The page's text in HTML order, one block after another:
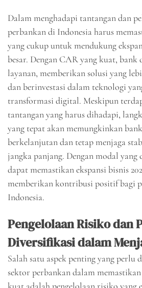
Dalam menghadapi tantangan dan
perbankan di Indonesia harus
yang cukup untuk mendukung
besar. Dengan CAR yang kuat, bank
layanan, memberikan solusi yang
dan berinvestasi dalam teknologi
transformasi digital. Meskipun
tantangan yang harus dihadapi,
yang tepat akan memungkinkan
berkelanjutan dan tetap menjaga
jangka panjang. Dengan modal yang
dapat memastikan ekspansi bisnis
memberikan kontribusi positif bagi
Indonesia.
Pengelolaan Risiko dan
Diversifikasi dalam
Salah satu aspek penting yang perlu
sektor perbankan dalam